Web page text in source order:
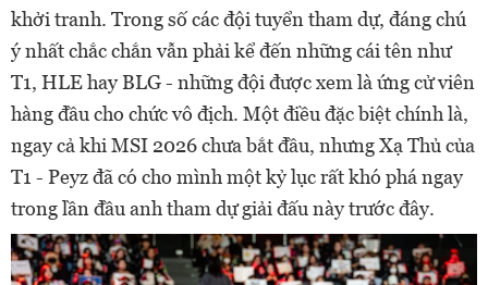
khởi tranh. Trong số các đội tuyển tham dự, đáng chú
ý nhất chắc chắn vẫn phải kể đến những cái tên như
T1, HLE hay BLG - những đội được xem là ứng cử viên
hàng đầu cho chức vô địch. Một điều đặc biệt chính là,
ngay cả khi MSI 2026 chưa bắt đầu, nhưng Xạ Thủ của
T1 - Peyz đã có cho mình một kỷ lục rất khó phá ngay
trong lần đầu anh tham dự giải đấu này trước đây.